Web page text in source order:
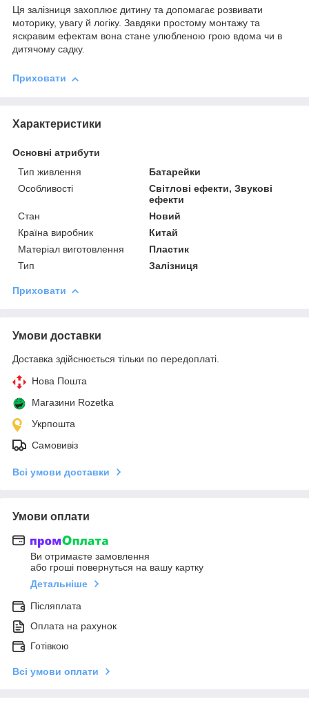
Ця залізниця захоплює дитину та допомагає розвивати
моторику, увагу й логіку. Завдяки простому монтажу та
яскравим ефектам вона стане улюбленою грою вдома чи в
дитячому садку.
Приховати
Характеристики
Основні атрибути
Тип живлення
Батарейки
Особливості
Світлові ефекти, Звукові
ефекти
Стан
Новий
Країна виробник
Китай
Матеріал виготовлення
Пластик
Тип
Залізниця
Приховати
Умови доставки
Доставка здійснюється тільки по передоплаті.
Нова Пошта
Магазини Rozetka
Укрпошта
Самовивіз
Всі умови доставки
Умови оплати
Ви отримаєте замовлення
або гроші повернуться на вашу картку
Детальніше
Післяплата
Оплата на рахунок
Готівкою
Всі умови оплати